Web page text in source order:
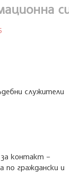
служители
за контакт –
по граждански и